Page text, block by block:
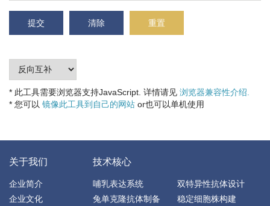
* 此工具需要浏览器支持JavaScript. 详情请见 浏览器兼容性介绍.
* 您可以 镜像此工具到自己的网站 or也可以单机使用
关于我们
企业简介
企业文化
技术核心
哺乳表达系统
兔单克隆抗体制备
双特异性抗体设计
稳定细胞株构建